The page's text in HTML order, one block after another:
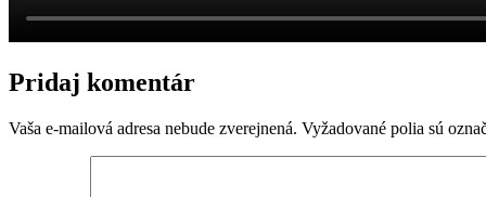
Pridaj komentár
Vaša e-mailová adresa nebude zverejnená. Vyžadované polia sú